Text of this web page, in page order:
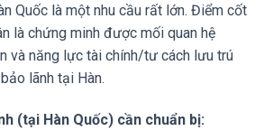
Quốc là một nhu cầu rất lớn. Điểm cốt
là chứng minh được mối quan hệ
và năng lực tài chính/tư cách lưu trú
lãnh tại Hàn.
(tại Hàn Quốc) cần chuẩn bị: